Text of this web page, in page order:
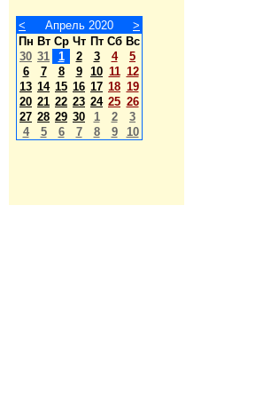
< Апрель 2020
>
Пн Вт Ср Чт Пт Сб Вс
30 31 1 2 3 4
5
6
7 8 9 10 11 12
13 14 15 16 17 18 19
20 21 22 23 24 25 26
27 28 29 30 1 2
3
4
5 6 7 8 9 10